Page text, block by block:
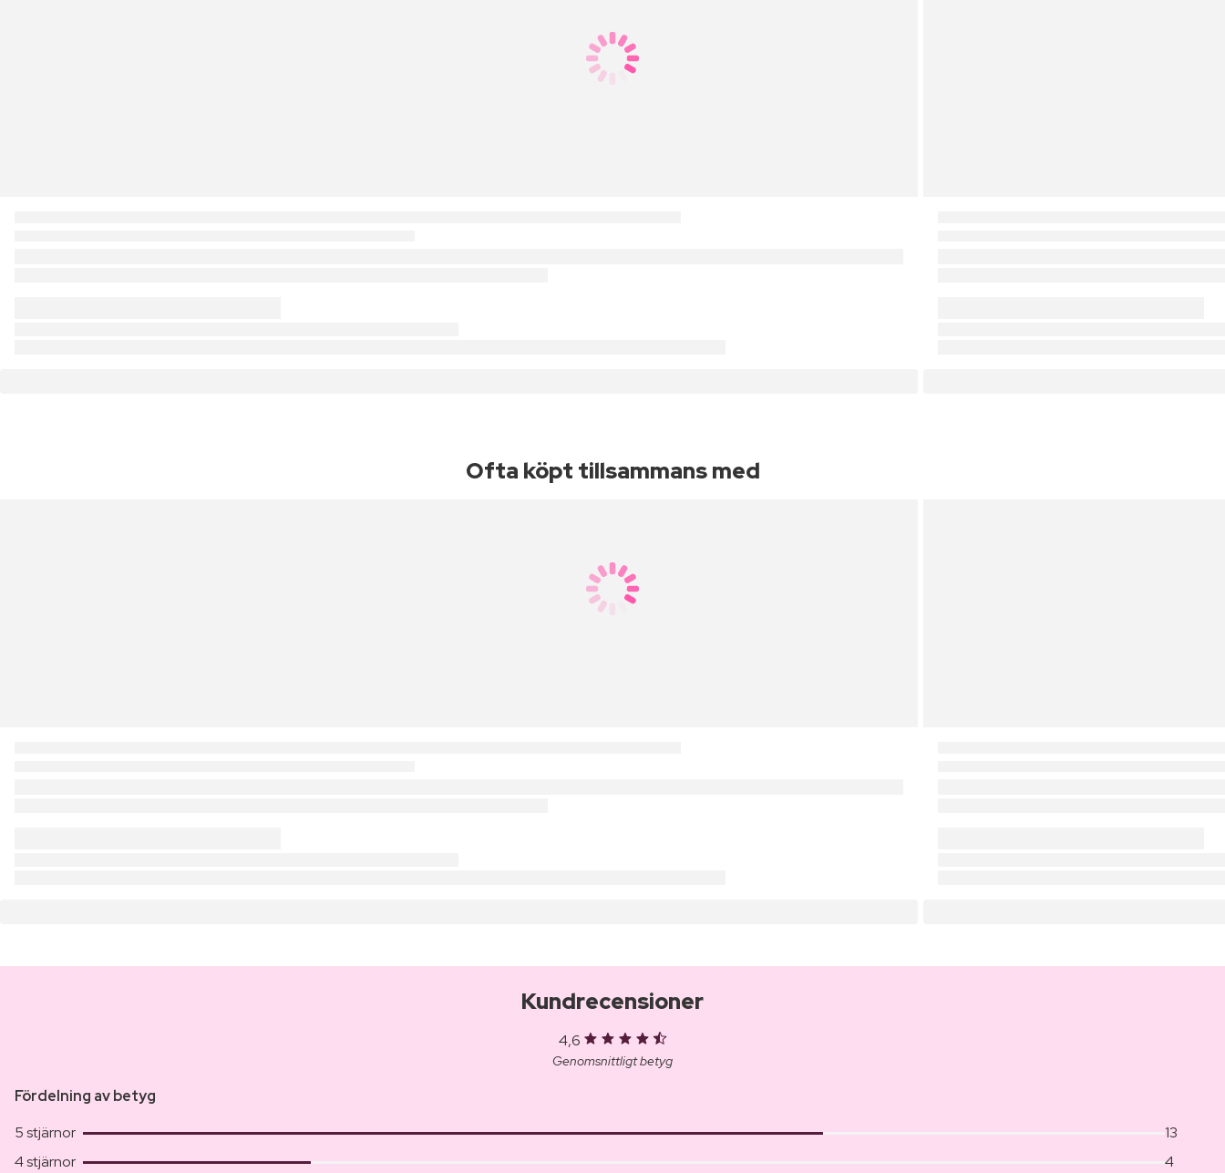
Ofta köpt tillsammans med
Kundrecensioner
4,6
Genomsnittligt betyg
Fördelning av betyg
5 stjärnor
13
4 stjärnor
4